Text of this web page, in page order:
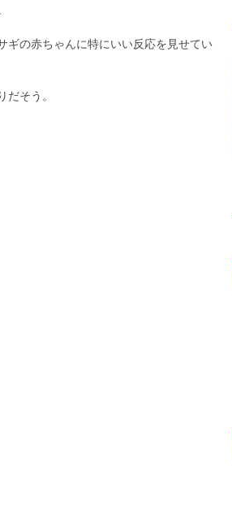
ギの赤ちゃんに特にいい反応を見せてい
そう。